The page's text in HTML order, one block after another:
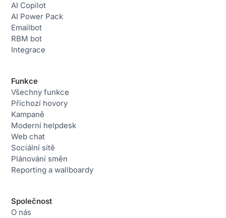
AI Copilot
AI Power Pack
Emailbot
RBM bot
Integrace
Funkce
Všechny funkce
Příchozí hovory
Kampaně
Moderní helpdesk
Web chat
Sociální sítě
Plánování směn
Reporting a wallboardy
Společnost
O nás